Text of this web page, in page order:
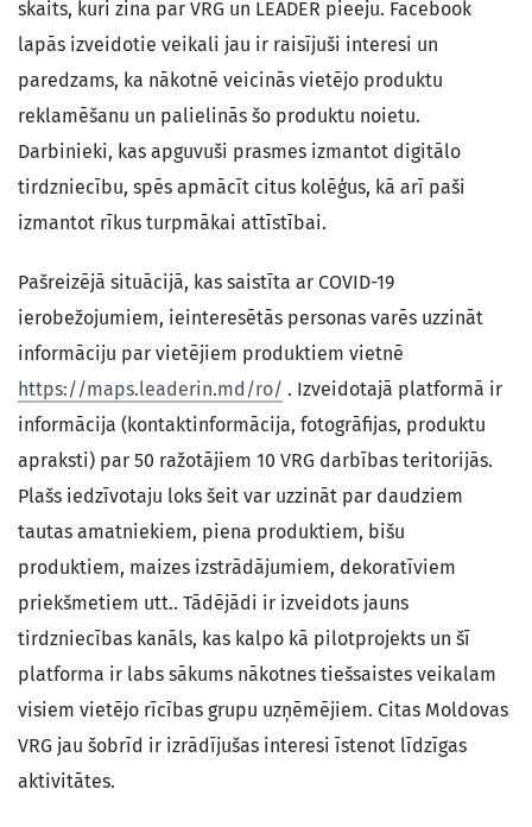
skaits, kuri zina par VRG un LEADER pieeju. Facebook
lapās izveidotie veikali jau ir raisījuši interesi un
paredzams, ka nākotnē veicinās vietējo produktu
reklamēšanu un palielinās šo produktu noietu.
Darbinieki, kas apguvuši prasmes izmantot digitālo
tirdzniecību, spēs apmācīt citus kolēģus, kā arī paši
izmantot rīkus turpmākai attīstībai.
Pašreizējā situācijā, kas saistīta ar COVID-19
ierobežojumiem, ieinteresētās personas varēs uzzināt
informāciju par vietējiem produktiem vietnē
https://maps.leaderin.md/ro/ . Izveidotajā platformā ir
informācija (kontaktinformācija, fotogrāfijas, produktu
apraksti) par 50 ražotājiem 10 VRG darbības teritorijās.
Plašs iedzīvotaju loks šeit var uzzināt par daudziem
tautas amatniekiem, piena produktiem, bišu
produktiem, maizes izstrādājumiem, dekoratīviem
priekšmetiem utt.. Tādējādi ir izveidots jauns
tirdzniecības kanāls, kas kalpo kā pilotprojekts un šī
platforma ir labs sākums nākotnes tiešsaistes veikalam
visiem vietējo rīcības grupu uzņēmējiem. Citas Moldovas
VRG jau šobrīd ir izrādījušas interesi īstenot līdzīgas
aktivitātes.